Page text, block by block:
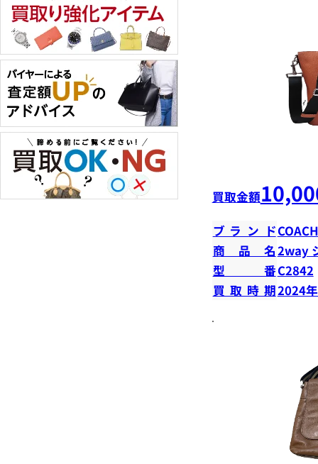
買取金額
ブランドCOACH
商品名2way
型番C2842
買取時期2024